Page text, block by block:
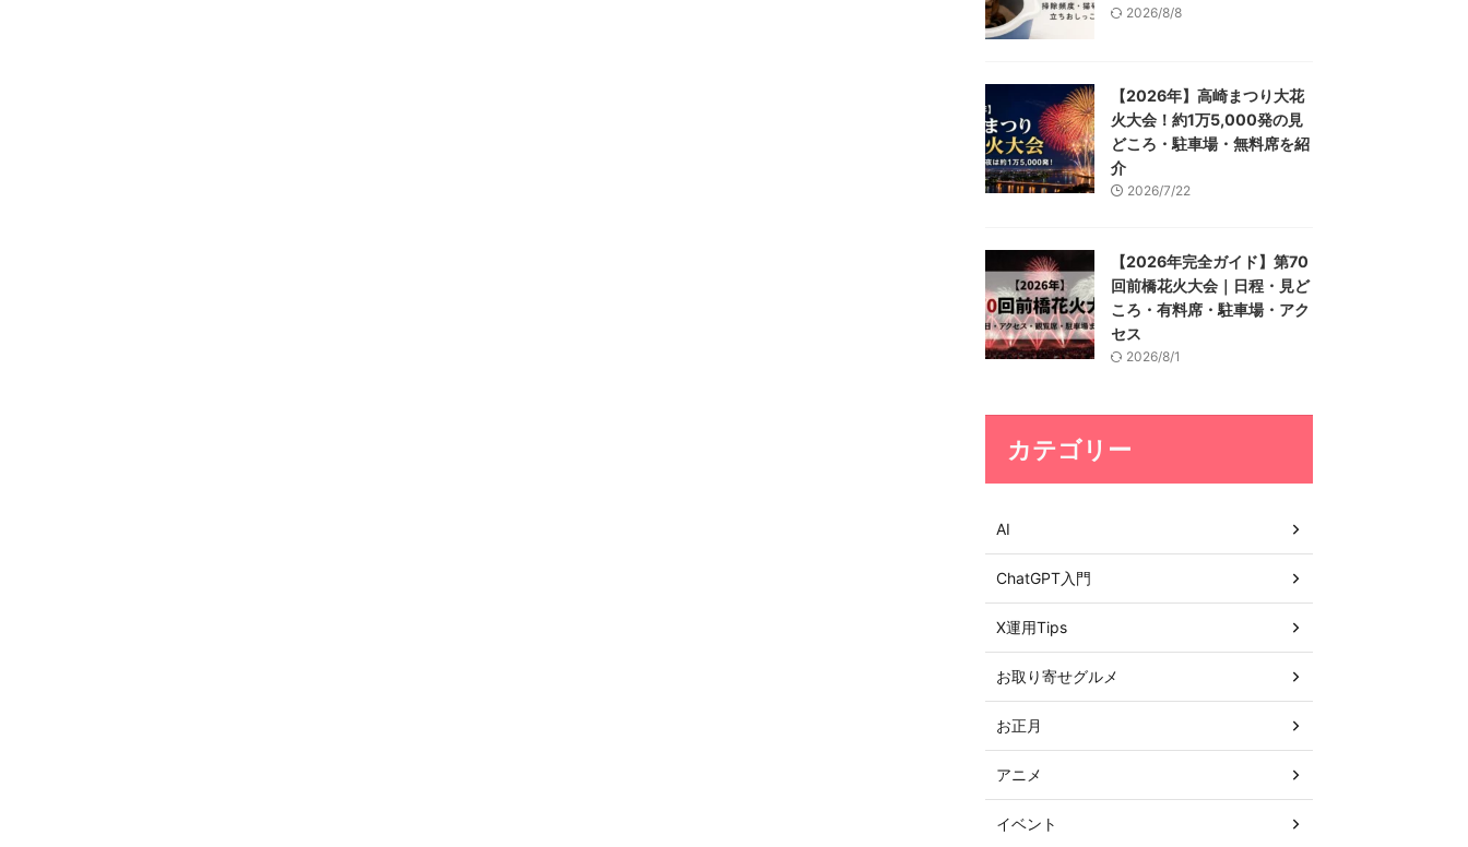
2026/8/8
【2026年】高崎まつり大花
火大会！約1万5,000発の見
どころ・駐車場・無料席を紹
介
2026/7/22
【2026年完全ガイド】第70
回前橋花火大会｜日程・見ど
ころ・有料席・駐車場・アク
セス
2026/8/1
カテゴリー
AI
ChatGPT入門
X運用Tips
お取り寄せグルメ
お正月
アニメ
イベント